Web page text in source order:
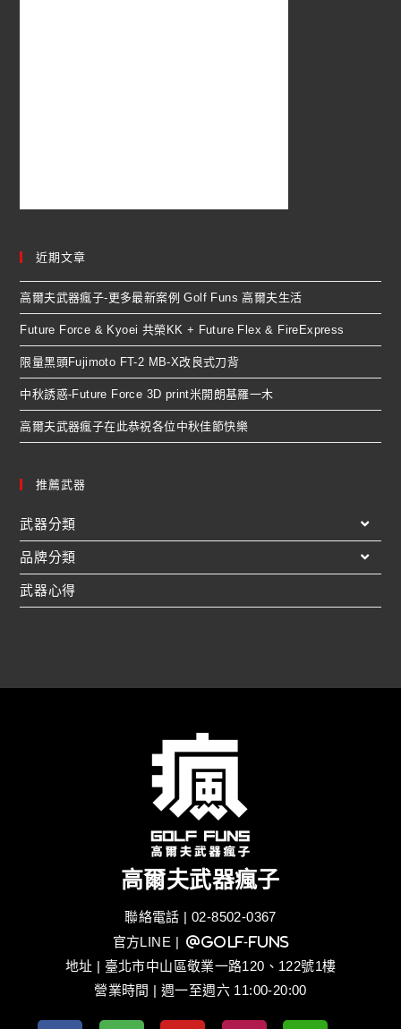
近期文章
高爾夫武器瘋子-更多最新案例 Golf Funs 高爾夫生活
Future Force & Kyoei 共榮KK + Future Flex & FireExpress
限量黑頭Fujimoto FT-2 MB-X改良式刀背
中秋誘惑-Future Force 3D print米開朗基羅一木
高爾夫武器瘋子在此恭祝各位中秋佳節快樂
推薦武器
武器分類
品牌分類
武器心得
高爾夫武器瘋子
聯絡電話 | 02-8502-0367
官方LINE | @golf-funs
地址 | 臺北市中山區敬業一路120、122號1樓
營業時間 | 週一至週六 11:00-20:00